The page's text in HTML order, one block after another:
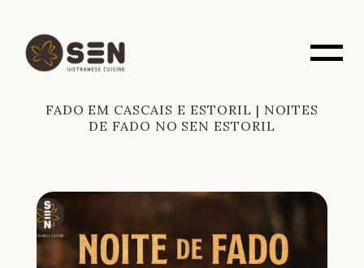
FADO EM CASCAIS E ESTORIL | NOITES
DE FADO NO SEN ESTORIL